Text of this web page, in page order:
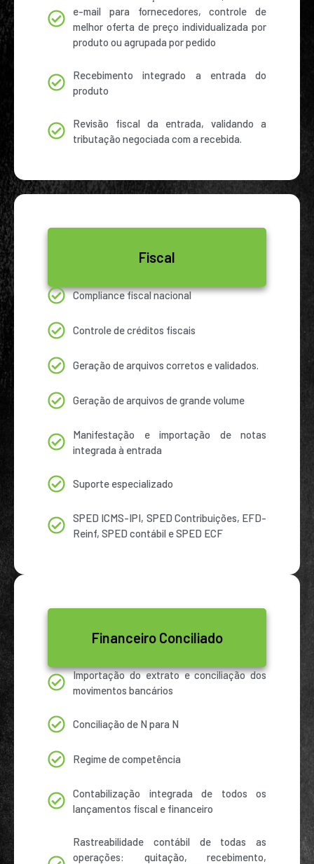
e-mail para fornecedores, controle de
melhor oferta de preço individualizada por
produto ou agrupada por pedido
Recebimento integrado a entrada do
produto
Revisão fiscal da entrada, validando a
tributação negociada com a recebida.
Fiscal
Compliance fiscal nacional
Controle de créditos fiscais
Geração de arquivos corretos e validados.
Geração de arquivos de grande volume
Manifestação e importação de notas
integrada à entrada
Suporte especializado
SPED ICMS-IPI, SPED Contribuições, EFD-
Reinf, SPED contábil e SPED ECF
Financeiro Conciliado
Importação do extrato e conciliação dos
movimentos bancários
Conciliação de N para N
Regime de competência
Contabilização integrada de todos os
lançamentos fiscal e financeiro
Rastreabilidade contábil de todas as
operações: quitação, recebimento,